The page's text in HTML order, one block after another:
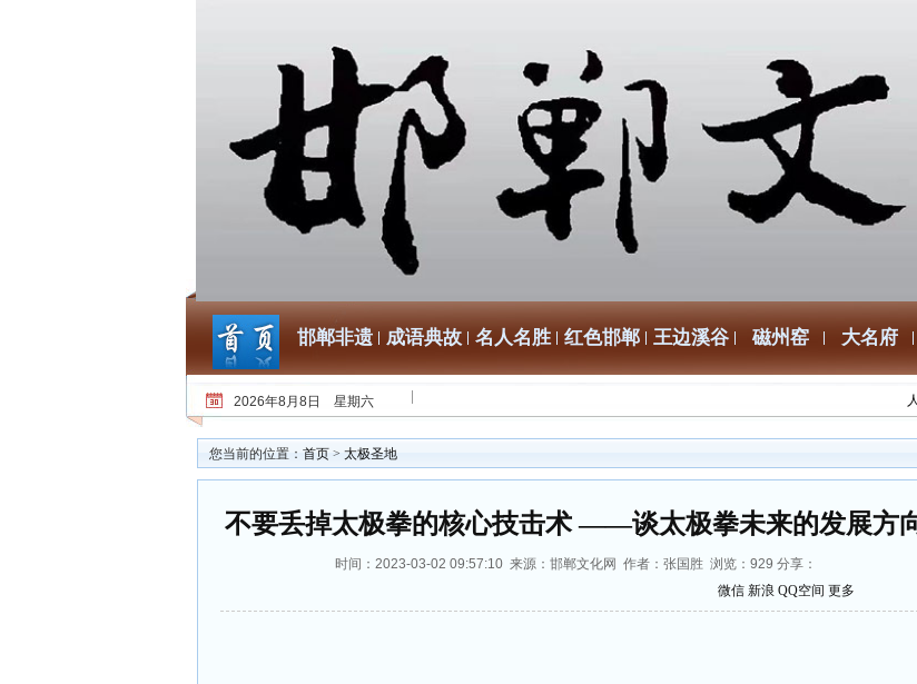
邯郸非遗 成语典故 名人名胜 红色邯郸 王边溪谷 磁州窑 大名府
2026年8月8日 星期六
您当前的位置： 首页 > 太极圣地
不要丢掉太极拳的核心技击术 ——谈太极拳未来的发展方
时间：2023-03-02 09:57:10 来源：邯郸文化网 作者：张国胜 浏览： 929 分享：
微信 新浪 QQ空间 更多